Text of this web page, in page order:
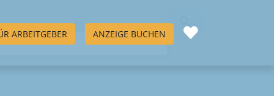
ARBEITGEBER ANZEIGE BUCHEN